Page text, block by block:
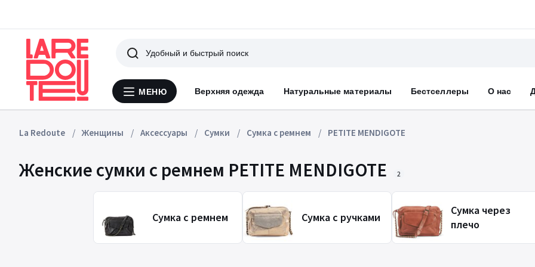
Меню
МЕНЮ Верхняя одежда Натуральные материалы Бестселлеры О нас
Поиск
La Redoute Женщины Аксессуары Сумки Сумка с ремнем PETITE MENDIGOTE
Женские сумки с ремнем PETITE MENDIGOTE 2
Сумка с ремнем Сумка с ручками
Сумка через
плечо